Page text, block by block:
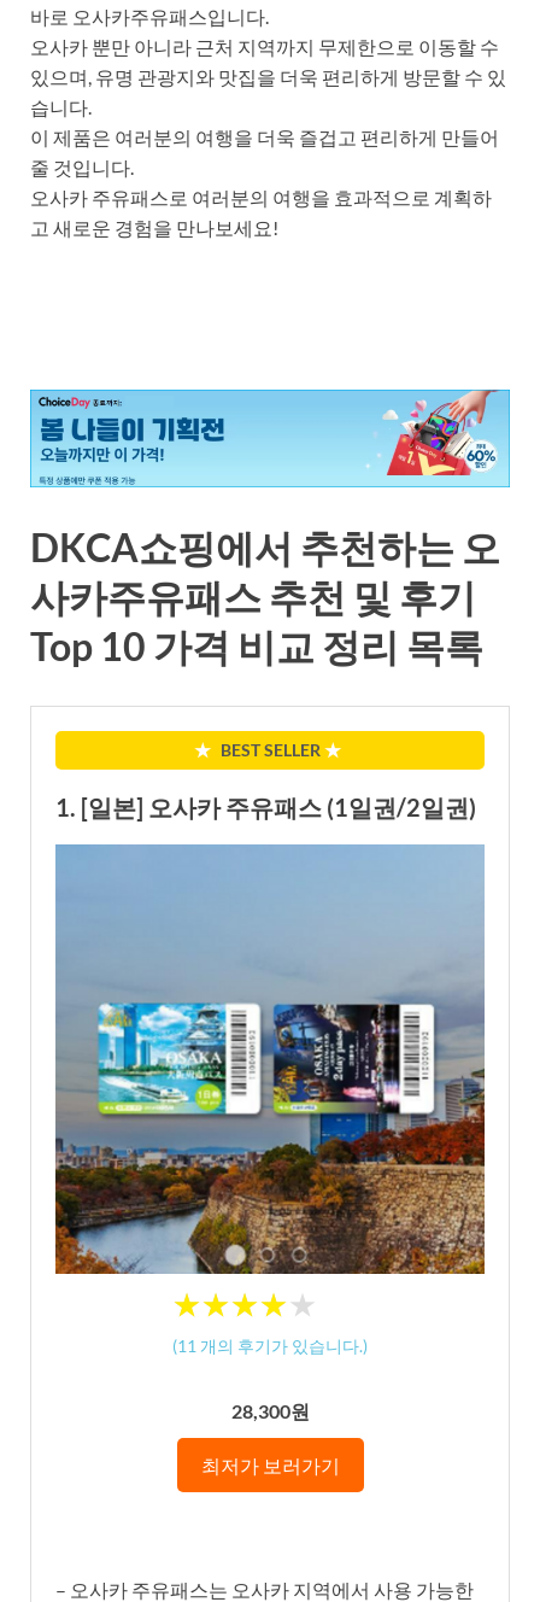
바로 오사카주유패스입니다.
오사카 뿐만 아니라 근처 지역까지 무제한으로 이동할 수
있으며, 유명 관광지와 맛집을 더욱 편리하게 방문할 수 있
습니다.
이 제품은 여러분의 여행을 더욱 즐겁고 편리하게 만들어
줄 것입니다.
오사카 주유패스로 여러분의 여행을 효과적으로 계획하
고 새로운 경험을 만나보세요!
DKCA쇼핑에서 추천하는 오
사카주유패스 추천 및 후기
Top 10 가격 비교 정리 목록
★ BEST SELLER ★
1. [일본] 오사카 주유패스 (1일권/2일권)
★★★★★
★★★★★
(11 개의 후기가 있습니다.)
28,300원
최저가 보러가기
– 오사카 주유패스는 오사카 지역에서 사용 가능한